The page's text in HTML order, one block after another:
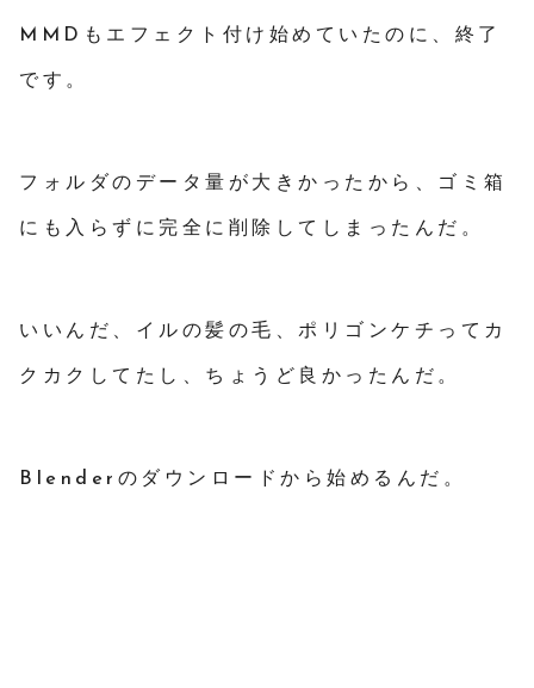
MMDもエフェクト付け始めていたのに、終了
です。
フォルダのデータ量が大きかったから、ゴミ箱
にも入らずに完全に削除してしまったんだ。
いいんだ、イルの髪の毛、ポリゴンケチってカ
クカクしてたし、ちょうど良かったんだ。
Blenderのダウンロードから始めるんだ。